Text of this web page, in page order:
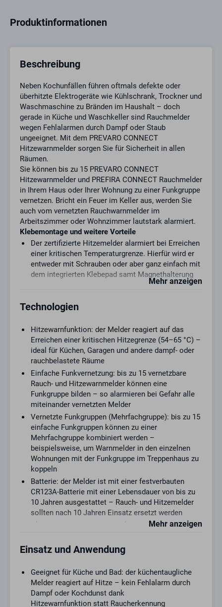
Produktinformationen
Beschreibung
Mehr anzeigen
Neben Kochunfällen führen oftmals defekte oder
überhitzte Elektrogeräte wie Kühlschrank, Trockner und
Waschmaschine zu Bränden im Haushalt – doch
gerade in Küche und Waschkeller sind Rauchmelder
wegen Fehlalarmen durch Dampf oder Staub
ungeeignet. Mit dem PREVARO CONNECT
Hitzewarnmelder sorgen Sie für Sicherheit in allen
Räumen.
Sie können bis zu 15 PREVARO CONNECT
Hitzewarnmelder und PREFIRA CONNECT Rauchmelder
in Ihrem Haus oder Ihrer Wohnung zu einer Funkgruppe
vernetzen. Bricht ein Feuer im Keller aus, werden Sie
auch vom vernetzten Rauchwarnmelder im
Arbeitszimmer oder Wohnzimmer lautstark alarmiert.
Klebemontage und weitere Vorteile
Der zertifizierte Hitzemelder alarmiert bei Erreichen
einer kritischen Temperaturgrenze. Hierfür wird er
entweder mit Schrauben oder aber ganz einfach mit
dem integrierten Klebepad samt Magnethalterung
an der Decke angebracht. Weitere Vorteile sind:
entfällt
Automatischer Selbsttest und Meldung bei
schwacher Batterie
Großflächige Prüftaste zum regelmäßigen Testen
und temporären Stummschalten
Bis zu 15 Funkgruppen lassen sich in einer
Mehrfachgruppe vernetzen
Technologien
Mehr anzeigen
Hitzewarnfunktion: der Melder reagiert auf das
Erreichen einer kritischen Hitzegrenze (54–65 °C) –
ideal für Küchen, Garagen und andere dampf- oder
rauchbelastete Räume
Einfache Funkvernetzung: bis zu 15 vernetzbare
Rauch- und Hitzewarnmelder können eine
Funkgruppe bilden – so alarmieren bei Gefahr alle
miteinander vernetzten Melder
Vernetzte Funkgruppen (Mehrfachgruppe): bis zu 15
einfache Funkgruppen können zu einer
Mehrfachgruppe kombiniert werden –
beispielsweise, um Warnmelder in den einzelnen
Wohnungen mit der Funkgruppe im Treppenhaus zu
koppeln
Batterie: der Melder ist mit einer festverbauten
CR123A-Batterie mit einer Lebensdauer von bis zu
10 Jahren ausgestattet – Rauch- und Hitzemelder
sollten nach 10 Jahren Einsatz ersetzt werden
Akustischer und optischer Alarm: bei Gefahr warnt
durch Blinken der Status-LED
Lichtwirkung ist die Status-LED unter dem Gehäuse
des Warnmelders angebracht – für eine
harmonische Optik ohne grelle Lichtpunkte
Stummschaltung: der Alarmton kann durch
Einsatz und Anwendung
Geeignet für Küche und Bad: der küchentaugliche
Melder reagiert auf Hitze – kein Fehlalarm durch
Dampf oder Kochdunst dank
Hitzewarnfunktion statt Raucherkennung